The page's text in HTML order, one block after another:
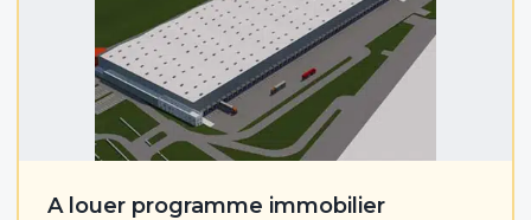
A louer programme immobilier